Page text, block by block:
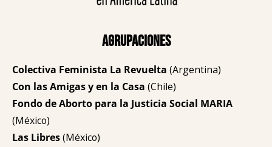
Agrupaciones
Colectiva Feminista La Revuelta (Argentina)
Con las Amigas y en la Casa (Chile)
Fondo de Aborto para la Justicia Social MARIA
(México)
Las Libres(México)